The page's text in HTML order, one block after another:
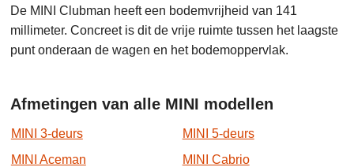
De MINI Clubman heeft een bodemvrijheid van 141
millimeter. Concreet is dit de vrije ruimte tussen het laagste
punt onderaan de wagen en het bodemoppervlak.
Afmetingen van alle MINI modellen
MINI 3-deurs
MINI 5-deurs
MINI Aceman
MINI Cabrio